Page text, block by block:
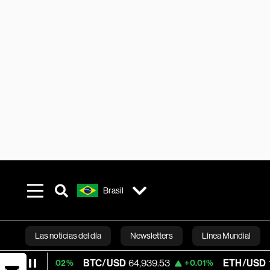
Brasil
Las noticias del día Newsletters Línea Mundial
Bloomberg
BTC/USD 64,939.53 +0.01% ETH/USD 1,916.12